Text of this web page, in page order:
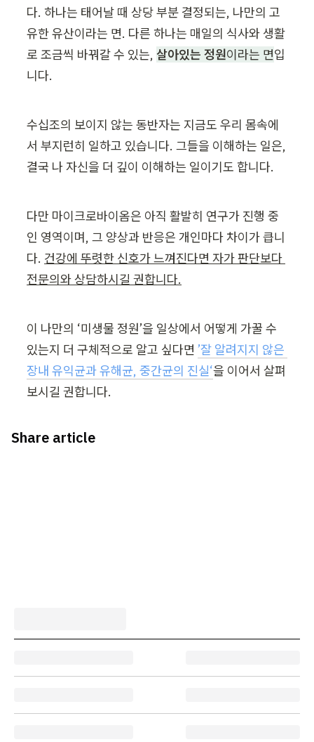
다. 하나는 태어날 때 상당 부분 결정되는, 나만의 고
유한 유산이라는 면. 다른 하나는 매일의 식사와 생활
로 조금씩 바꿔갈 수 있는, 살아있는 정원이라는 면입
니다.
수십조의 보이지 않는 동반자는 지금도 우리 몸속에
서 부지런히 일하고 있습니다. 그들을 이해하는 일은,
결국 나 자신을 더 깊이 이해하는 일이기도 합니다.
다만 마이크로바이옴은 아직 활발히 연구가 진행 중
인 영역이며, 그 양상과 반응은 개인마다 차이가 큽니
다. 건강에 뚜렷한 신호가 느껴진다면 자가 판단보다
전문의와 상담하시길 권합니다.
이 나만의 ‘미생물 정원’을 일상에서 어떻게 가꿀 수
있는지 더 구체적으로 알고 싶다면 ’잘 알려지지 않은
장내 유익균과 유해균, 중간균의 진실‘을 이어서 살펴
보시길 권합니다.
Share article